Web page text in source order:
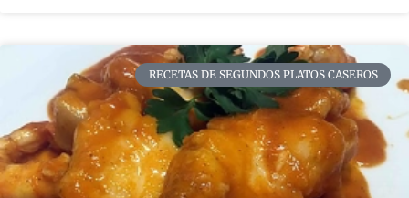
RECETAS DE SEGUNDOS PLATOS CASEROS